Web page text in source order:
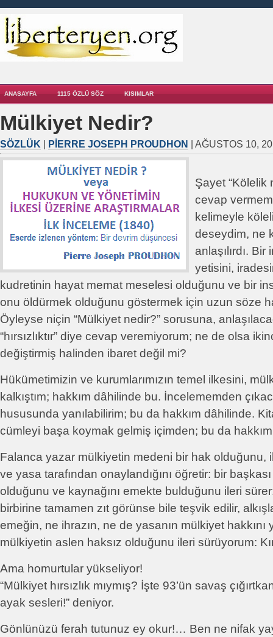
ANASAYFA 1115 ÖZLÜ SÖZ KISIMLAR
Mülkiyet Nedir?
SÖZLÜK PIERRE JOSEPH PROUDHON | AĞUSTOS 10,
Şayet “Kölelik
cevap
kelimeyle
deseydim, ne
anlaşılırdı.
yetisini,
kudretinin hayat memat meselesi olduğunu ve bir
onu öldürmek olduğunu göstermek için uzun söze
Öyleyse niçin “Mülkiyet nedir?” sorusuna,
“hırsızlıktır” diye cevap veremiyorum; ne de olsa
değiştirmiş halinden ibaret değil mi?
Hükümetimizin ve kurumlarımızın temel ilkesini,
kalkıştım; hakkım dâhilinde bu. İncelememden
hususunda yanılabilirim; bu da hakkım dâhilinde.
cümleyi başa koymak gelmiş içimden; bu da
Falanca yazar mülkiyetin medeni bir hak olduğunu,
ve yasa tarafından onaylandığını öğretir: bir
olduğunu ve kaynağını emekte bulduğunu ileri
birbirine tamamen zıt görünse bile teşvik edilir,
emeğin, ne ihrazın, ne de yasanın mülkiyet hakkını
mülkiyetin aslen haksız olduğunu ileri sürüyorum:
Ama homurtular yükseliyor!
“Mülkiyet hırsızlık mıymış? İşte 93’ün savaş
ayak sesleri!” deniyor.
Gönlünüzü ferah tutunuz ey okur!… Ben ne nifak